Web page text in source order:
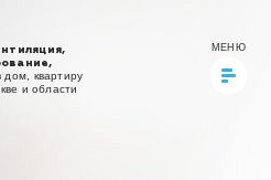
дом, квартиру
и области
МЕНЮ